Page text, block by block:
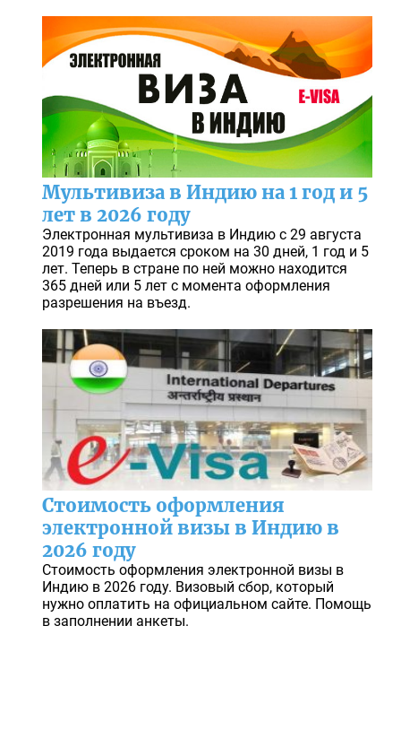
Мультивиза в Индию на 1 год и 5
лет в 2026 году
Электронная мультивиза в Индию с 29 августа
2019 года выдается сроком на 30 дней, 1 год и 5
лет. Теперь в стране по ней можно находится
365 дней или 5 лет с момента оформления
разрешения на въезд.
Стоимость оформления
электронной визы в Индию в
2026 году
Стоимость оформления электронной визы в
Индию в 2026 году. Визовый сбор, который
нужно оплатить на официальном сайте. Помощь
в заполнении анкеты.